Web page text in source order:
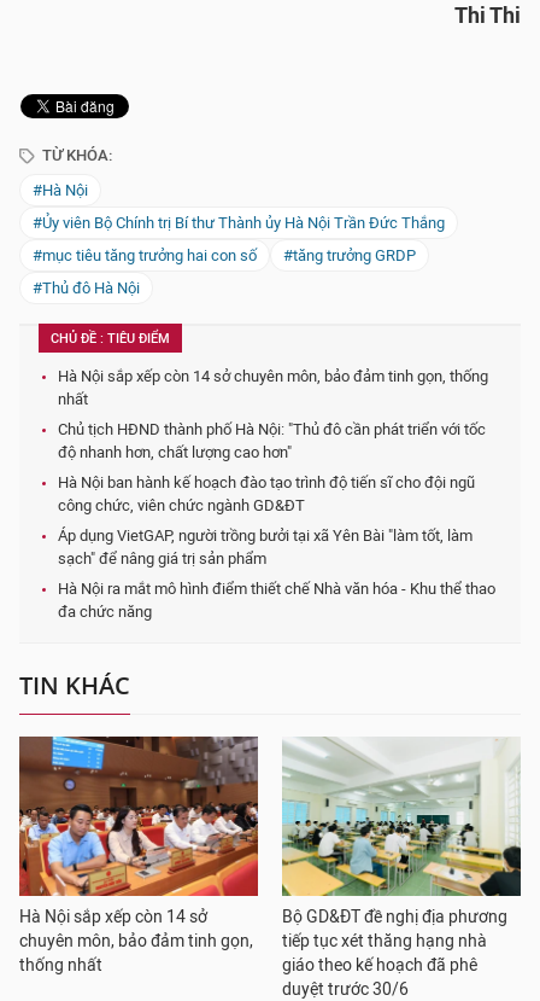
Thi Thi
TỪ KHÓA:
#Hà Nội
#Ủy viên Bộ Chính trị Bí thư Thành ủy Hà Nội Trần Đức Thắng
#mục tiêu tăng trưởng hai con số
#tăng trưởng GRDP
#Thủ đô Hà Nội
CHỦ ĐỀ : TIÊU ĐIỂM
Hà Nội sắp xếp còn 14 sở chuyên môn, bảo đảm tinh gọn, thống
nhất
Chủ tịch HĐND thành phố Hà Nội: "Thủ đô cần phát triển với tốc
độ nhanh hơn, chất lượng cao hơn"
Hà Nội ban hành kế hoạch đào tạo trình độ tiến sĩ cho đội ngũ
công chức, viên chức ngành GD&ĐT
Áp dụng VietGAP, người trồng bưởi tại xã Yên Bài "làm tốt, làm
sạch" để nâng giá trị sản phẩm
Hà Nội ra mắt mô hình điểm thiết chế Nhà văn hóa - Khu thể thao
đa chức năng
TIN KHÁC
Hà Nội sắp xếp còn 14 sở
chuyên môn, bảo đảm tinh gọn,
thống nhất
Bộ GD&ĐT đề nghị địa phương
tiếp tục xét thăng hạng nhà
giáo theo kế hoạch đã phê
duyệt trước 30/6